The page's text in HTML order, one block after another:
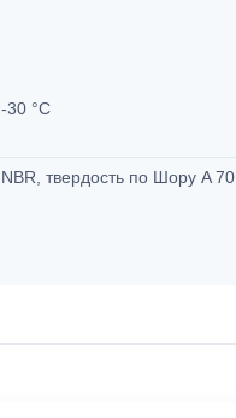
-30 °C
NBR, твердость по Шору A 70